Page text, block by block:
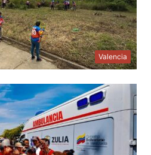
Valencia